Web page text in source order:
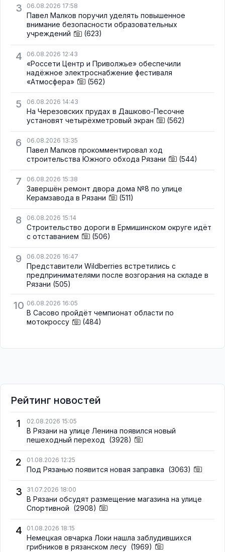
3 06.08.2026 17:58
Павел Малков поручил уделять повышенное
внимание безопасности образовательных
учреждений
(623)
4 06.08.2026 12:43
«Россети Центр и Приволжье» обеспечили
надёжное электроснабжение фестиваля
«Атмосфера»
(562)
5 06.08.2026 14:43
На Черезовских прудах в Дашково-Песочне
установят четырёхметровый экран
(562)
6 06.08.2026 13:35
Павел Малков прокомментировал ход
строительства Южного обхода Рязани
(544)
7 06.08.2026 15:38
Завершён ремонт двора дома №8 по улице
Керамзавода в Рязани
(511)
8 06.08.2026 15:14
Строительство дороги в Ермишинском округе идёт
с отставанием
(506)
9 06.08.2026 16:47
Представители Wildberries встретились с
предпринимателями после возгорания на складе в
Рязани (505)
10 06.08.2026 16:05
В Сасово пройдёт чемпионат области по
мотокроссу
(484)
Рейтинг новостей
1
02.08.2026 15:05
В Рязани на улице Ленина появился новый
пешеходный переход (3928)
2 01.08.2026 12:25
Под Рязанью появится новая заправка (3063)
3 31.07.2026 18:00
В Рязани обсудят размещение магазина на улице
Спортивной (2908)
4 01.08.2026 18:15
Немецкая овчарка Локи нашла заблудившихся
грибников в рязанском лесу (1969)